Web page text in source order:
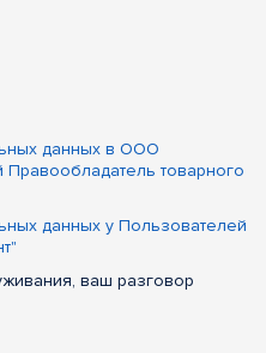
данных в ООО
товарного
данных у Пользователей
ваш разговор